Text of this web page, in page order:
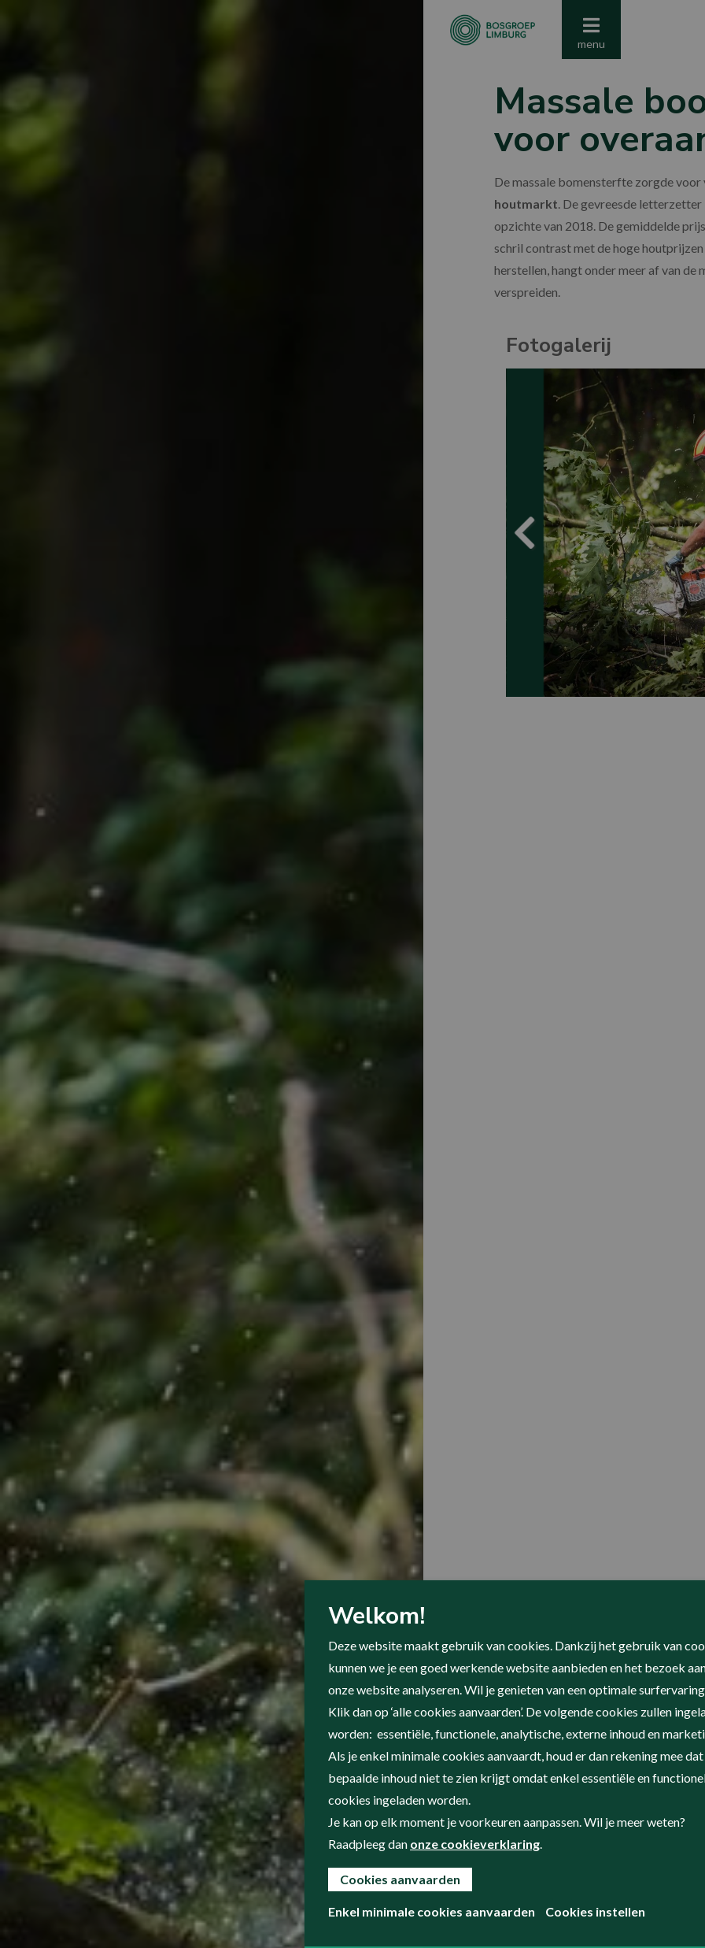
Jaaroverzicht 2019
menu
Massale
voor
De massale bomensterfte zorgde voor
houtmarkt. De gevreesde
opzichte van 2018. De gemiddelde
schril contrast met de hoge
herstellen, hangt onder meer af van
verspreiden.
Fotogalerij
Vorige
Welkom!
Deze website maakt gebruik van cookies. Dankzij het gebruik van
kunnen we je een goed werkende website aanbieden en het bezoek
onze website analyseren. Wil je genieten van een optimale
Klik dan op ‘alle cookies aanvaarden’. De volgende cookies zullen
worden: essentiële, functionele, analytische, externe inhoud en
Als je enkel minimale cookies aanvaardt, houd er dan rekening mee
bepaalde inhoud niet te zien krijgt omdat enkel essentiële en
cookies ingeladen worden.
Je kan op elk moment je voorkeuren aanpassen. Wil je meer weten?
Raadpleeg dan onze cookieverklaring
Cookies aanvaarden
Enkel minimale cookies aanvaarden Cookies instellen